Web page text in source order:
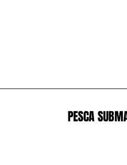
PESCA